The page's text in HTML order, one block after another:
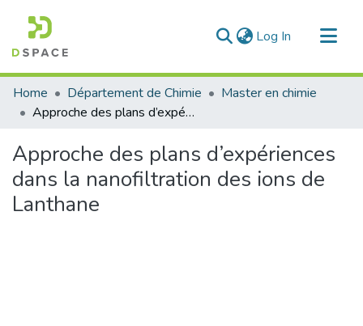
Log In (current)
Communities & Collections
All of DSpace
Home Département de Chimie
Master en chimie
Approche des plans d’expériences dans la nanofiltration des ions de Lanthane
Approche des plans d’expériences
dans la nanofiltration des ions de
Lanthane